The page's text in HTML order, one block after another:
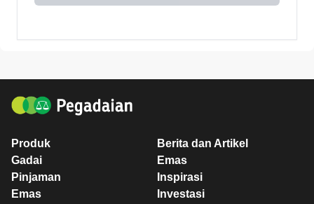
Produk
Gadai
Pinjaman
Emas
Berita dan Artikel
Emas
Inspirasi
Investasi